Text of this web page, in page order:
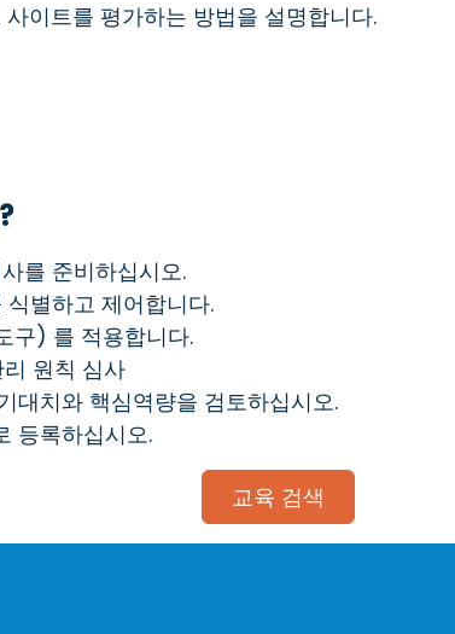
이트를 평가하는 방법을 설명합니다.
를 준비하십시오.
별하고 제어합니다.
구) 를 적용합니다.
원칙 심사
대치와 핵심역량을 검토하십시오.
등록하십시오.
교육 검색